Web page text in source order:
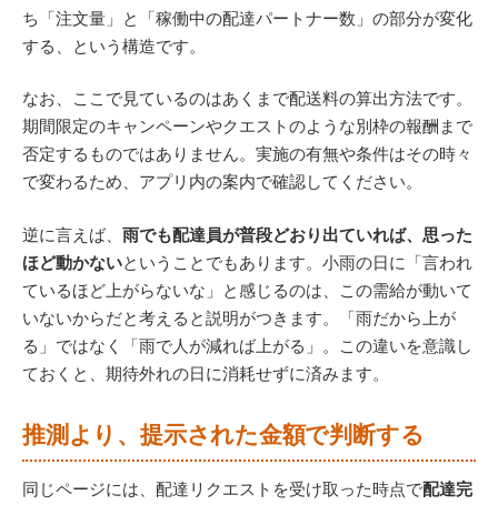
ち「注文量」と「稼働中の配達パートナー数」の部分が変化
する、という構造です。
なお、ここで見ているのはあくまで配送料の算出方法です。
期間限定のキャンペーンやクエストのような別枠の報酬まで
否定するものではありません。実施の有無や条件はその時々
で変わるため、アプリ内の案内で確認してください。
逆に言えば、 雨でも配達員が普段どおり出ていれば、思った
ほど動かないということでもあります。小雨の日に「言われ
ているほど上がらないな」と感じるのは、この需給が動いて
いないからだと考えると説明がつきます。「雨だから上が
る」ではなく「雨で人が減れば上がる」。この違いを意識し
ておくと、期待外れの日に消耗せずに済みます。
推測より、提示された金額で判断する
同じページには、配達リクエストを受け取った時点で配達完